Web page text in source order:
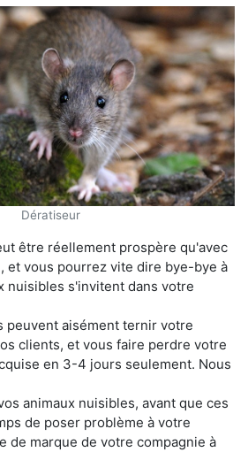
Dératiseur
être réellement prospère qu'avec
et vous pourrez vite dire bye-bye à
nuisibles s'invitent dans votre
peuvent aisément ternir votre
clients, et vous faire perdre votre
en 3-4 jours seulement. Nous
animaux nuisibles, avant que ces
de poser problème à votre
de marque de votre compagnie à